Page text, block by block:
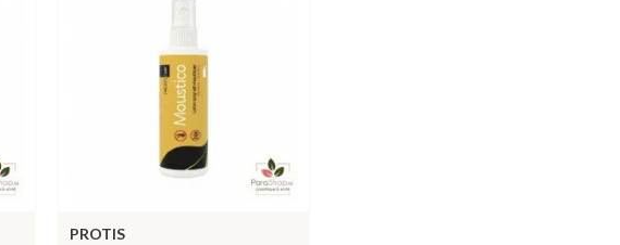
PROTIS